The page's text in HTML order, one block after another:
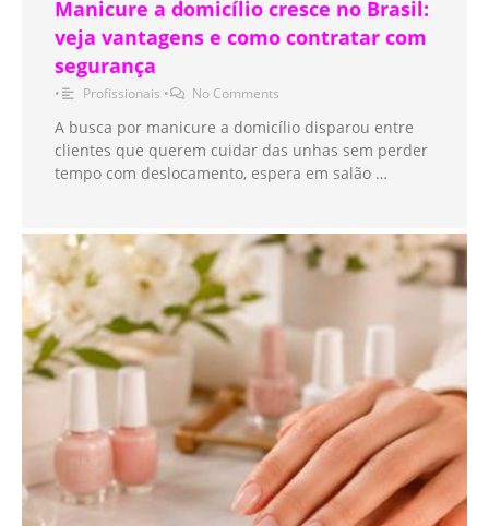
Manicure a domicílio cresce no Brasil:
veja vantagens e como contratar com
segurança
• Profissionais • No Comments
A busca por manicure a domicílio disparou entre
clientes que querem cuidar das unhas sem perder
tempo com deslocamento, espera em salão …